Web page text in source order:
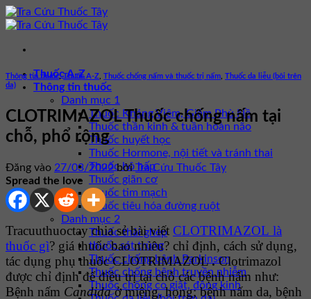
Bỏ
qua
dung
Thuốc A-Z
Thông tin thuốc
Danh mục 1
Thuốc Kháng Viêm, Giảm Phù Nề
Thuốc thần kinh & tuần hoàn não
Thuốc huyết học
Thuốc Hormone, nội tiết và tránh thai
Thuốc hô hấp
Thuốc giãn cơ
Thuốc tim mạch
Thuốc tiêu hóa đường ruột
Danh mục 2
Thuốc thải ghép
thuốc sát trùng
Thuốc chống bệnh Parkinson
Thuốc chống bệnh truyền nhiễm
Thuốc chống co giật, động kinh
Thông tin thuốc,Thuốc A-Z Thuốc chống nấm và thuốc trị nấm Thuốc da liễu (bôi trên
da)
CLOTRIMAZOL Thuốc chống nấm tại
chỗ, phổ rộng
Đăng vào 27/03/2022 bởiTra Cứu Thuốc Tây
Spread the love
Tracuuthuoctay chia sẻ bài viết CLOTRIMAZOL là
thuốc gì? giá thuốc bao nhiêu? chỉ định, cách sử dụng,
tác dụng phụ thuốc CLOTRIMAZOL.Clotrimazol
được chỉ định để điều trị tại chỗ các bệnh nấm như:
Bệnh nấm Candidaở miệng, họng; bệnh nấm da, bệnh